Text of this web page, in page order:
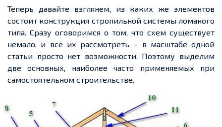
Теперь давайте взглянем, из каких же элементов
состоит конструкция стропильной системы ломаного
типа. Сразу оговоримся о том, что схем существует
немало, и все их рассмотреть – в масштабе одной
статьи просто нет возможности. Поэтому выделим
две основных, наиболее часто применяемых при
самостоятельном строительстве.